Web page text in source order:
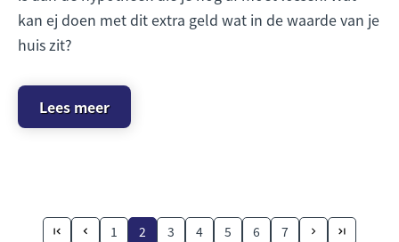
kan ej doen met dit extra geld wat in de waarde van je
huis zit?
Lees meer
1 2 3 4 5 6 7